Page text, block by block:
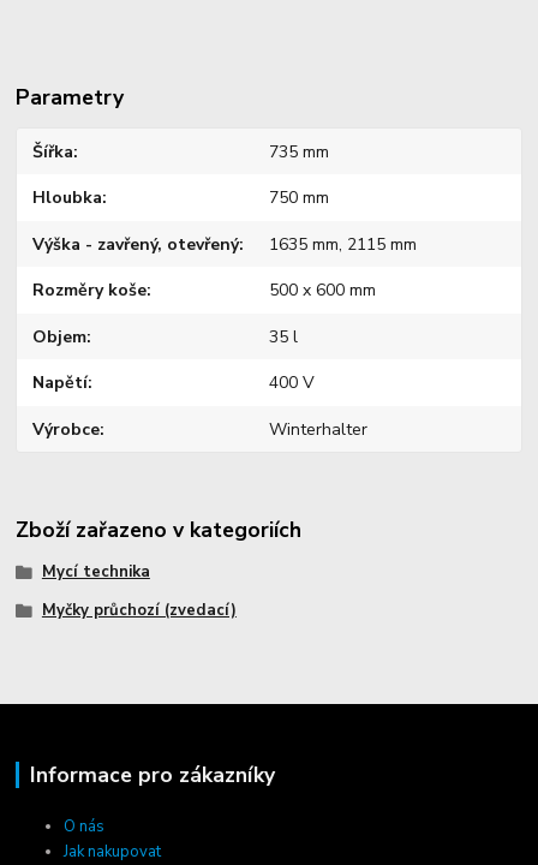
Parametry
Šířka 735 mm
Hloubka 750 mm
Výška - zavřený, otevřený 1635 mm, 2115 mm
Rozměry koše 500 x 600 mm
Objem 35 l
Napětí 400 V
Výrobce Winterhalter
Zboží zařazeno v kategoriích
Mycí technika
Myčky průchozí (zvedací)
Informace pro zákazníky
O nás
Jak nakupovat